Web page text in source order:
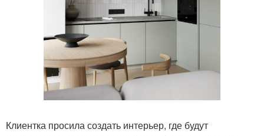
Клиентка просила создать интерьер, где будут